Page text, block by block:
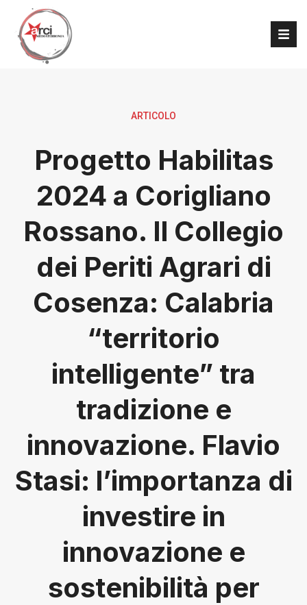
ARTICOLO
Progetto Habilitas
2024 a Corigliano
Rossano. Il Collegio
dei Periti Agrari di
Cosenza: Calabria
“territorio
intelligente” tra
tradizione e
innovazione. Flavio
Stasi: l’importanza di
investire in
innovazione e
sostenibilità per